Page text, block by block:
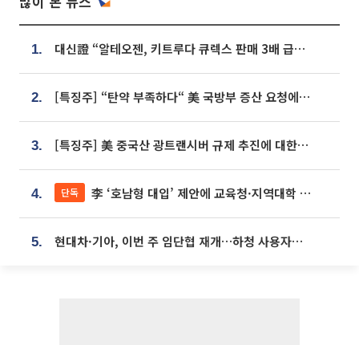
1. 대신證 “알테오젠, 키트루다 큐렉스 판매 3배 급증…목표가 41만원 상향”
2. [특징주] “탄약 부족하다“ 美 국방부 증산 요청에⋯국내 방산주 급등세
3. [특징주] 美 중국산 광트랜시버 규제 추진에 대한광통신 등 광통신株 강세
4. 단독 李 ‘호남형 대입’ 제안에 교육청·지역대학 서·논술형 입시 연계 '착수'
5. 현대차·기아, 이번 주 임단협 재개…하청 사용자성 재심도 ‘변수’